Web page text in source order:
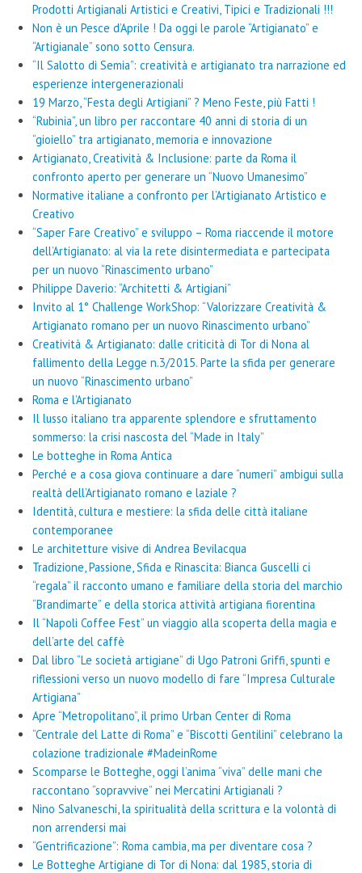
Prodotti Artigianali Artistici e Creativi, Tipici e Tradizionali !!!
Non è un Pesce d’Aprile ! Da oggi le parole “Artigianato” e
“Artigianale” sono sotto Censura.
“Il Salotto di Semia”: creatività e artigianato tra narrazione ed
esperienze intergenerazionali
19 Marzo, “Festa degli Artigiani” ? Meno Feste, più Fatti !
“Rubinia”, un libro per raccontare 40 anni di storia di un
“gioiello” tra artigianato, memoria e innovazione
Artigianato, Creatività & Inclusione: parte da Roma il
confronto aperto per generare un “Nuovo Umanesimo”
Normative italiane a confronto per l’Artigianato Artistico e
Creativo
“Saper Fare Creativo” e sviluppo – Roma riaccende il motore
dell’Artigianato: al via la rete disintermediata e partecipata
per un nuovo “Rinascimento urbano”
Philippe Daverio: “Architetti & Artigiani”
Invito al 1° Challenge WorkShop: “Valorizzare Creatività &
Artigianato romano per un nuovo Rinascimento urbano”
Creatività & Artigianato: dalle criticità di Tor di Nona al
fallimento della Legge n.3/2015. Parte la sfida per generare
un nuovo “Rinascimento urbano”
Roma e l’Artigianato
Il lusso italiano tra apparente splendore e sfruttamento
sommerso: la crisi nascosta del “Made in Italy”
Le botteghe in Roma Antica
Perché e a cosa giova continuare a dare “numeri” ambigui sulla
realtà dell’Artigianato romano e laziale ?
Identità, cultura e mestiere: la sfida delle città italiane
contemporanee
Le architetture visive di Andrea Bevilacqua
Tradizione, Passione, Sfida e Rinascita: Bianca Guscelli ci
“regala” il racconto umano e familiare della storia del marchio
“Brandimarte” e della storica attività artigiana fiorentina
Il “Napoli Coffee Fest” un viaggio alla scoperta della magia e
dell’arte del caffè
Dal libro “Le società artigiane” di Ugo Patroni Griffi, spunti e
riflessioni verso un nuovo modello di fare “Impresa Culturale
Artigiana”
Apre “Metropolitano”, il primo Urban Center di Roma
“Centrale del Latte di Roma” e “Biscotti Gentilini” celebrano la
colazione tradizionale #MadeinRome
Scomparse le Botteghe, oggi l’anima “viva” delle mani che
raccontano “sopravvive” nei Mercatini Artigianali ?
Nino Salvaneschi, la spiritualità della scrittura e la volontà di
non arrendersi mai
“Gentrificazione”: Roma cambia, ma per diventare cosa ?
Le Botteghe Artigiane di Tor di Nona: dal 1985, storia di